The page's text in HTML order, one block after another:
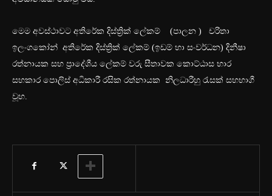
මෙම අවස්ථාවට අතිරේක දිස්ත්‍රික් ලේකම් (පාලන ) චරිතා
ඉලංගකෝන් අතිරේක දිස්ත්‍රික් ලේකම් (ඉඩම් හා සංවර්ධන) දිනීෂා
රත්නායක සහ ප්‍රාදේශීය ලේකම් වරු සීතාවක කොට්ඨාස භාර
සහකාර පොලිස් අධිකාරී රසික රත්නායක නිලධාරීහු රැසක් සහභාගී
වූහ.